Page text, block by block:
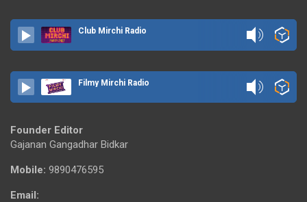
Club Mirchi Radio
Filmy Mirchi Radio
Founder Editor
Gajanan Gangadhar Bidkar
Mobile: 9890476595
Email: